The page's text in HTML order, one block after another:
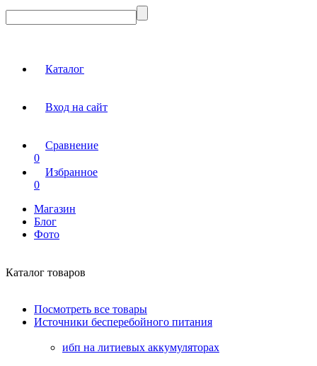
Каталог
Вход на сайт
Сравнение
0
Избранное
0
Магазин
Блог
Фото
Каталог товаров
Посмотреть все товары
Источники бесперебойного питания
ибп на литиевых аккумуляторах